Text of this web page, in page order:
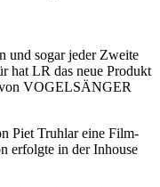
und sogar jeder Zweite
hat LR das neue Produkt
VOGELSÄNGER
Piet Truhlar eine Film-
erfolgte in der Inhouse